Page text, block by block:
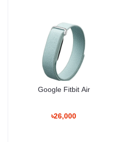
10 Days Easy Return Policy
Google Fitbit Air
৳26,000